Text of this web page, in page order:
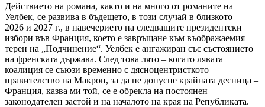
Действието на романа, както и на много от романите на
Уелбек, се развива в бъдещето, в този случай в близкото –
2026 и 2027 г., в навечерието на следващите президентски
избори във Франция, което е завръщане към въображаемия
терен на „Подчинение“. Уелбек е ангажиран със състоянието
на френската държава. След това лято – когато лявата
коалиция се съюзи временно с дясноцентристкото
правителство на Макрон, за да не допусне крайната десница –
Франция, казва ми той, се е обрекла на постоянен
законодателен застой и на началото на края на Републиката.